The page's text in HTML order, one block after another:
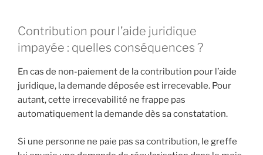
Contribution pour l’aide juridique
impayée : quelles conséquences ?
En cas de non-paiement de la contribution pour l’aide
juridique, la demande déposée est irrecevable. Pour
autant, cette irrecevabilité ne frappe pas
automatiquement la demande dès sa constatation.
Si une personne ne paie pas sa contribution, le greffe